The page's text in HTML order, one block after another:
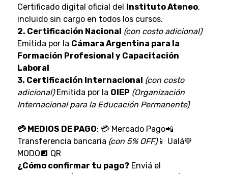
Certificado digital oficial del Instituto Ateneo,
incluido sin cargo en todos los cursos.
2. Certificación Nacional (con costo adicional)
Emitida por la Cámara Argentina para la
Formación Profesional y Capacitación
Laboral
3. Certificación Internacional (con costo
adicional)Emitida por la OIEP (Organización
Internacional para la Educación Permanente)
💳 MEDIOS DE PAGO: 💳 Mercado Pago📲
Transferencia bancaria (con 5% OFF)📱 Ualá💙
MODO🔲 QR
¿Cómo confirmar tu pago?Enviá el